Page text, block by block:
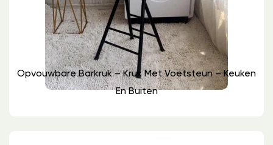
Opvouwbare Barkruk – Kruk Met Voetsteun – Keuken
En Buiten